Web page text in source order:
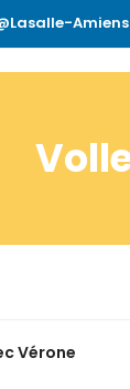
Vérone